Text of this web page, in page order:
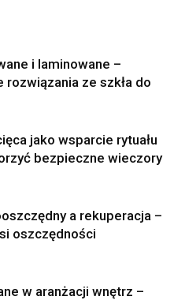
i laminowane –
rozwiązania ze szkła do
jako wsparcie rytuału
bezpieczne wieczory
a rekuperacja –
oszczędności
w aranżacji wnętrz –